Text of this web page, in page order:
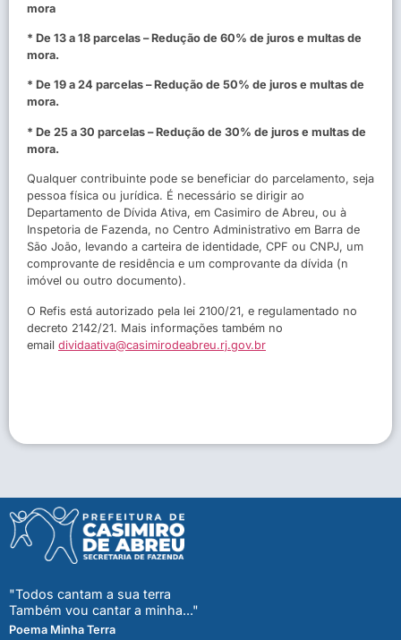
mora
* De 13 a 18 parcelas – Redução de 60% de juros e multas de
mora.
* De 19 a 24 parcelas – Redução de 50% de juros e multas de
mora.
* De 25 a 30 parcelas – Redução de 30% de juros e multas de
mora.
Qualquer contribuinte pode se beneficiar do parcelamento, seja
pessoa física ou jurídica. É necessário se dirigir ao
Departamento de Dívida Ativa, em Casimiro de Abreu, ou à
Inspetoria de Fazenda, no Centro Administrativo em Barra de
São João, levando a carteira de identidade, CPF ou CNPJ, um
comprovante de residência e um comprovante da dívida (n
imóvel ou outro documento).
O Refis está autorizado pela lei 2100/21, e regulamentado no
decreto 2142/21. Mais informações também no
email dividaativa@casimirodeabreu.rj.gov.br
"Todos cantam a sua terra
Também vou cantar a minha..."
Poema Minha Terra